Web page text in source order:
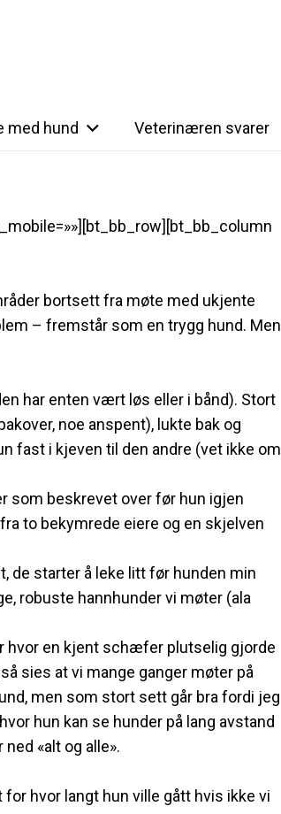
med hund Veterinæren svarer
bortsett fra møte med ukjente
– fremstår som en trygg hund. Men
har enten vært løs eller i bånd). Stort
noe anspent), lukte bak og
fast i kjeven til den andre (vet ikke om
som beskrevet over før hun igjen
to bekymrede eiere og en skjelven
de starter å leke litt før hunden min
robuste hannhunder vi møter (ala
hvor en kjent schæfer plutselig gjorde
sies at vi mange ganger møter på
men som stort sett går bra fordi jeg
hun kan se hunder på lang avstand
«alt og alle».
hvor langt hun ville gått hvis ikke vi